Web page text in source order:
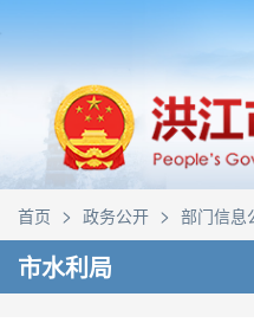
首页 > 政务公开 > 部门信息
市水利局